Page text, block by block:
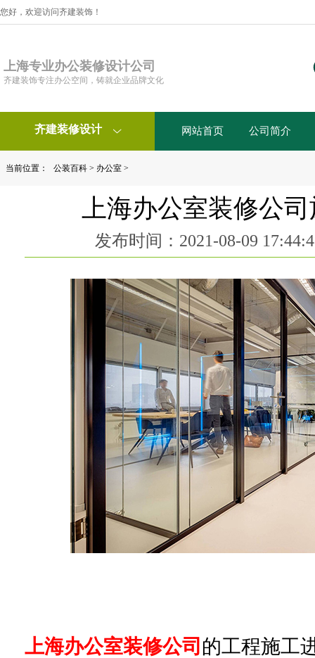
您好，欢迎访问齐建装饰！
上海专业办公装修设计公司
齐建装饰专注办公空间，铸就企业品牌文化
齐建装修设计  网站首页 公司简介
当前位置： 公装百科 > 办公室 >
上海办公室装修公
发布时间：2021-08-09
上海办公室装修公司 的工程施工